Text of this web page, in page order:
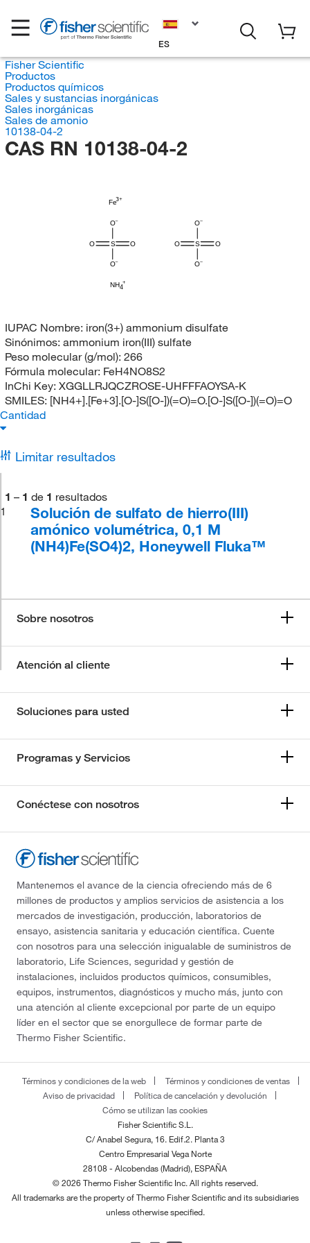
ES
Fisher Scientific
Productos
Productos químicos
Sales y sustancias inorgánicas
Sales inorgánicas
Sales de amonio
10138-04-2
CAS RN 10138-04-2
NH4
Fe
O
S
O
O
O
O
S
O
O
O
IUPAC Nombre: iron(3+) ammonium disulfate
Sinónimos: ammonium iron(III) sulfate
Peso molecular (g/mol): 266
Fórmula molecular: FeH4NO8S2
InChi Key: XGGLLRJQCZROSE-UHFFFAOYSA-K
SMILES: [NH4+].[Fe+3].[O-]S([O-])(=O)=O.[O-]S([O-])(=O)=O
Cantidad
Limitar resultados
1 – 1 de 1 resultados
1
Solución de sulfato de hierro(III)
amónico volumétrica, 0,1 M
(NH4)Fe(SO4)2, Honeywell Fluka™
Sobre nosotros
Atención al cliente
Soluciones para usted
Programas y Servicios
Conéctese con nosotros
Mantenemos el avance de la ciencia ofreciendo más de 6
millones de productos y amplios servicios de asistencia a los
mercados de investigación, producción, laboratorios de
ensayo, asistencia sanitaria y educación científica. Cuente
con nosotros para una selección inigualable de suministros de
laboratorio, Life Sciences, seguridad y gestión de
instalaciones, incluidos productos químicos, consumibles,
equipos, instrumentos, diagnósticos y mucho más, junto con
una atención al cliente excepcional por parte de un equipo
líder en el sector que se enorgullece de formar parte de
Thermo Fisher Scientific.
Términos y condiciones de la web
Términos y condiciones de ventas
Aviso de privacidad
Política de cancelación y devolución
Cómo se utilizan las cookies
Fisher Scientific S.L.
C/ Anabel Segura, 16. Edif.2. Planta 3
Centro Empresarial Vega Norte
28108 - Alcobendas (Madrid), ESPAÑA
© 2026 Thermo Fisher Scientific Inc. All rights reserved.
All trademarks are the property of Thermo Fisher Scientific and its subsidiaries
unless otherwise specified.